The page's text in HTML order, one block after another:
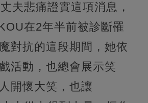
夫悲痛證實這項消息，
在2年半前被診斷罹
對抗的這段期間，她依
活動，也總會展示笑
開懷大笑，也讓